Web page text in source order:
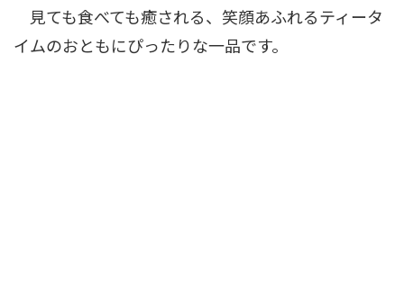
見ても食べても癒される、笑顔あふれるティータ
イムのおともにぴったりな一品です。